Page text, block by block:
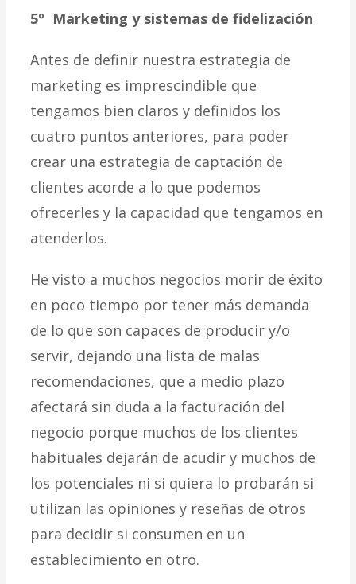
5º Marketing y sistemas de fidelización
Antes de definir nuestra estrategia de
marketing es imprescindible que
tengamos bien claros y definidos los
cuatro puntos anteriores, para poder
crear una estrategia de captación de
clientes acorde a lo que podemos
ofrecerles y la capacidad que tengamos en
atenderlos.
He visto a muchos negocios morir de éxito
en poco tiempo por tener más demanda
de lo que son capaces de producir y/o
servir, dejando una lista de malas
recomendaciones, que a medio plazo
afectará sin duda a la facturación del
negocio porque muchos de los clientes
habituales dejarán de acudir y muchos de
los potenciales ni si quiera lo probarán si
utilizan las opiniones y reseñas de otros
para decidir si consumen en un
establecimiento en otro.